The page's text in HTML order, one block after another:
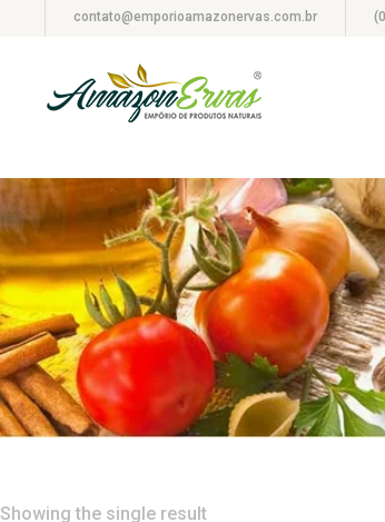
contato@emporioamazonervas.com.br
Showing the single result